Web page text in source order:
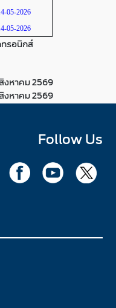
05-2026
05-2026
รอนิกส์
งหาคม 2569
งหาคม 2569
Follow Us